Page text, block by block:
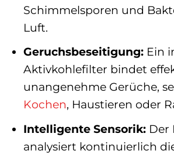
Schimmelsporen und
Luft.
Geruchsbeseitigung:Ein
Aktivkohlefilter bindet
unangenehme Gerüche,
Kochen, Haustieren oder
Intelligente Sensorik:Der
analysiert kontinuierlich